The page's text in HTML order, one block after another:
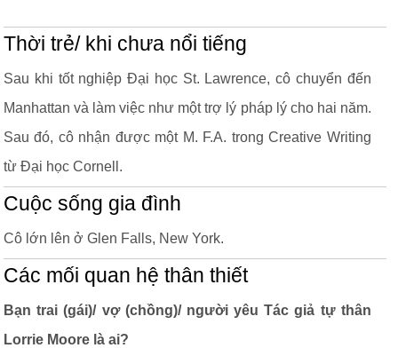
Thời trẻ/ khi chưa nổi tiếng
Sau khi tốt nghiệp Đại học St. Lawrence, cô chuyển đến
Manhattan và làm việc như một trợ lý pháp lý cho hai năm.
Sau đó, cô nhận được một M. F.A. trong Creative Writing
từ Đại học Cornell.
Cuộc sống gia đình
Cô lớn lên ở Glen Falls, New York.
Các mối quan hệ thân thiết
Bạn trai (gái)/ vợ (chồng)/ người yêu Tác giả tự thân
Lorrie Moore là ai?